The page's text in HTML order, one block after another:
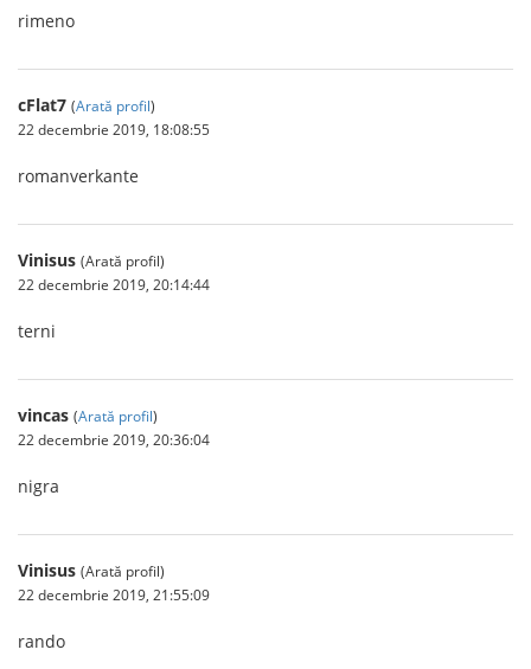
rimeno
cFlat7 (Arată profil)
22 decembrie 2019, 18:08:55
romanverkante
Vinisus (Arată profil)
22 decembrie 2019, 20:14:44
terni
vincas (Arată profil)
22 decembrie 2019, 20:36:04
nigra
Vinisus (Arată profil)
22 decembrie 2019, 21:55:09
rando